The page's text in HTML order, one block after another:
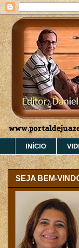
INÍCIO
SEJA BEM-